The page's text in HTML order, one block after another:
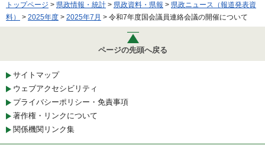
トップページ > 県政情報・統計 > 県政資料・県報 > 県政ニュース（報道発表資
料）
> 2025年度 > 2025年7月 > 令和7年度国会議員連絡会議の開催について
ページの先頭へ戻る
サイトマップ
ウェブアクセシビリティ
プライバシーポリシー・免責事項
著作権・リンクについて
関係機関リンク集